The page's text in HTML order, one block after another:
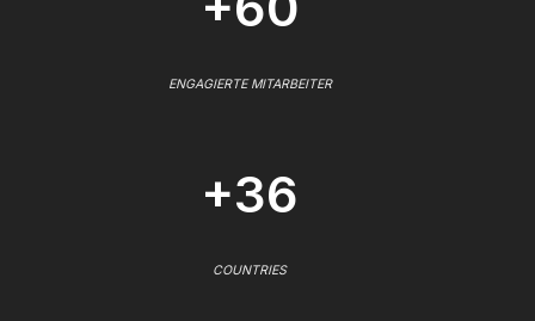
ENGAGIERTE MITARBEITER
+36
COUNTRIES